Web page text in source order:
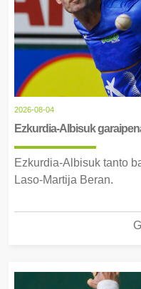
2026-08-04
Ezkurdia-Albisuk
Ezkurdia-Albisuk tanto
Laso-Martija Beran.